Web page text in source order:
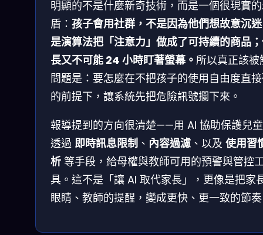
明顯的不是什麼新奇技術，而是一個很現實
盾： 孩子會用社群，不是因為他們想故意沉
是演算法把「注意力」做成了可持續的商品
長又不可能 24 小時盯著螢幕。 所以真正該被
問題是：要怎麼在不把孩子的使用自由度直
的前提下，讓系統先把危險訊號攔下來。
報導提到的方向很清楚——用 AI 協助保護兒
透過 即時訊息限制 、 內容過濾 、以及 使用習
析 等手段，給母權與教師可用的預警與管控
具。這不是「讓 AI 取代家長」，更像是把家
眼睛、教師的提醒，變成更快、更一致的節